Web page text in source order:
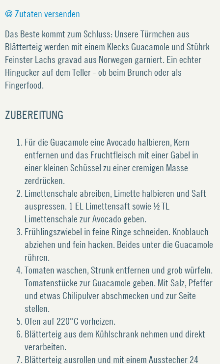
@ Zutaten versenden
Das Beste kommt zum Schluss: Unsere Türmchen aus
Blätterteig werden mit einem Klecks Guacamole und Stührk
Feinster Lachs gravad aus Norwegen garniert. Ein echter
Hingucker auf dem Teller - ob beim Brunch oder als
Fingerfood.
ZUBEREITUNG
Für die Guacamole eine Avocado halbieren, Kern
entfernen und das Fruchtfleisch mit einer Gabel in
einer kleinen Schüssel zu einer cremigen Masse
zerdrücken.
Limettenschale abreiben, Limette halbieren und Saft
auspressen. 1 EL Limettensaft sowie ½ TL
Limettenschale zur Avocado geben.
Frühlingszwiebel in feine Ringe schneiden. Knoblauch
abziehen und fein hacken. Beides unter die Guacamole
rühren.
Tomaten waschen, Strunk entfernen und grob würfeln.
Tomatenstücke zur Guacamole geben. Mit Salz, Pfeffer
und etwas Chilipulver abschmecken und zur Seite
stellen.
Ofen auf 220°C vorheizen.
Blätterteig aus dem Kühlschrank nehmen und direkt
verarbeiten.
Blätterteig ausrollen und mit einem Ausstecher 24